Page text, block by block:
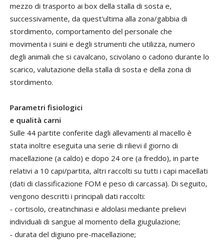
mezzo di trasporto ai box della stalla di sosta e,
successivamente, da quest'ultima alla zona/gabbia di
stordimento, comportamento del personale che
movimenta i suini e degli strumenti che utilizza, numero
degli animali che si cavalcano, scivolano o cadono durante lo
scarico, valutazione della stalla di sosta e della zona di
stordimento.
Parametri fisiologici
e qualità carni
Sulle 44 partite conferite dagli allevamenti al macello è
stata inoltre eseguita una serie di rilievi il giorno di
macellazione (a caldo) e dopo 24 ore (a freddo), in parte
relativi a 10 capi/partita, altri raccolti su tutti i capi macellati
(dati di classificazione FOM e peso di carcassa). Di seguito,
vengono descritti i principali dati raccolti:
- cortisolo, creatinchinasi e aldolasi mediante prelievi
individuali di sangue al momento della giugulazione;
- durata del digiuno pre-macellazione;